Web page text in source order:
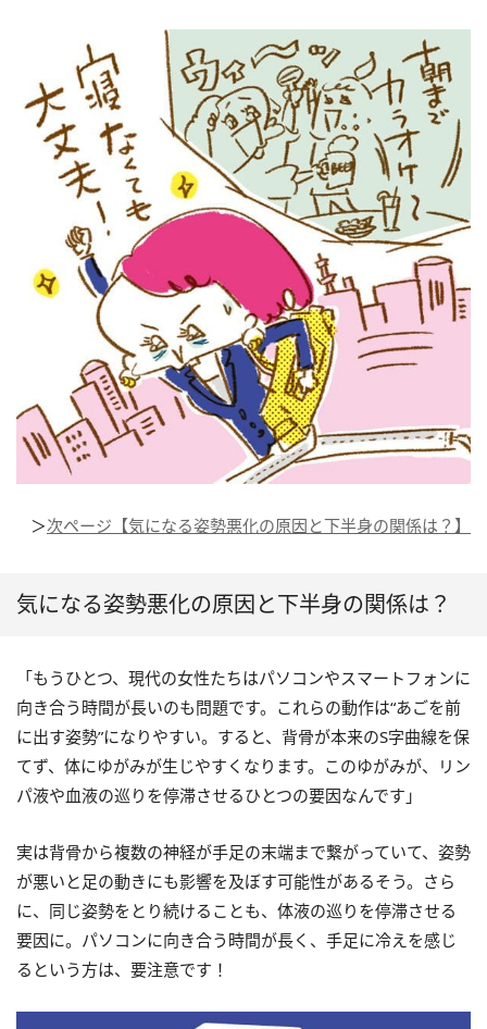
＞次ページ【気になる姿勢悪化の原因と下半身の関係は？】
気になる姿勢悪化の原因と下半身の関係は？
「もうひとつ、現代の女性たちはパソコンやスマートフォンに
向き合う時間が長いのも問題です。これらの動作は“あごを前
に出す姿勢”になりやすい。すると、背骨が本来のS字曲線を保
てず、体にゆがみが生じやすくなります。このゆがみが、リン
パ液や血液の巡りを停滞させるひとつの要因なんです」
実は背骨から複数の神経が手足の末端まで繋がっていて、姿勢
が悪いと足の動きにも影響を及ぼす可能性があるそう。さら
に、同じ姿勢をとり続けることも、体液の巡りを停滞させる
要因に。パソコンに向き合う時間が長く、手足に冷えを感じ
るという方は、要注意です！